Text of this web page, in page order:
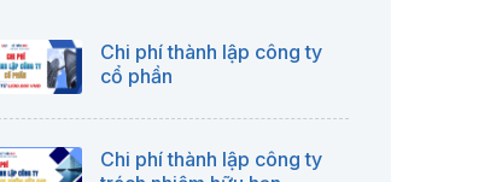
Chi phí thành lập công ty
cổ phần
Chi phí thành lập công ty